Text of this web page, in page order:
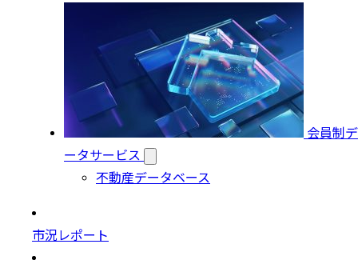
会員制デ
ータサービス
不動産データベース
市況レポート